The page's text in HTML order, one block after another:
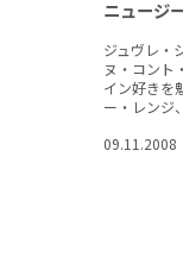
ニュージ
ジュヴレ・
ヌ・コント
イン好きを
ー・レンジ
09.11.2008